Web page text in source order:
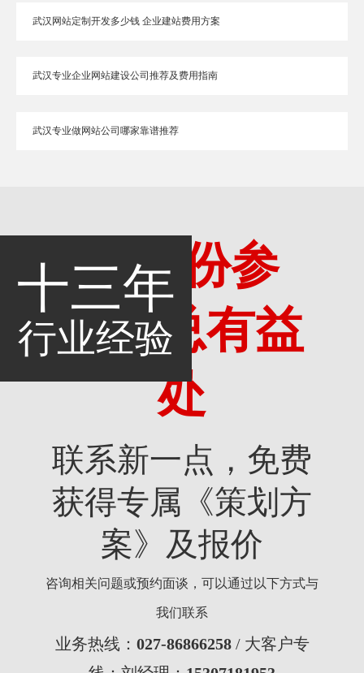
武汉网站定制开发多少钱 企业建站费用方案
武汉专业企业网站建设公司推荐及费用指南
武汉专业做网站公司哪家靠谱推荐
十三年
行业经验
多一份参
考，总有益
处
联系新一点，免费
获得专属《策划方
案》及报价
咨询相关问题或预约面谈，可以通过以下方式与
我们联系
业务热线： 027-86866258/ 大客户专